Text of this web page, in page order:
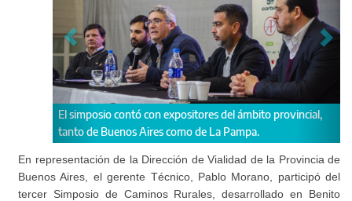
expositores del ámbito provincial,
como de La Pampa.
Morano durante la presentación
estabilizado que Vialidad está
En representación de la Dirección de Vialidad de la Provincia de
Buenos Aires, el gerente Técnico, Pablo Morano, participó del
tercer Simposio de Caminos Rurales, desarrollado en Benito